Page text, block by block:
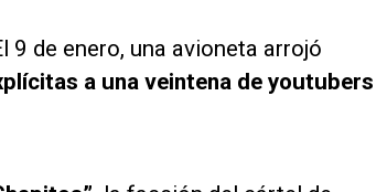
9 de enero, una avioneta arrojó
a una veintena de youtubers